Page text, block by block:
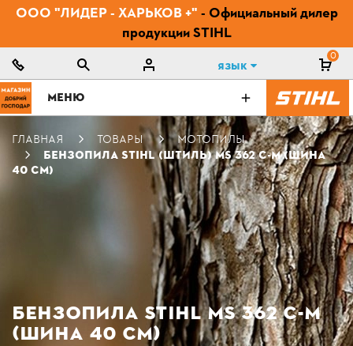
ООО "ЛИДЕР - ХАРЬКОВ +" - Официальный дилер
продукции STIHL
Язык
0
МЕНЮ
ГЛАВНАЯ ТОВАРЫ
МОТОПИЛЫ
БЕНЗОПИЛА STIHL (ШТИЛЬ) MS 362 C-M (ШИНА
40 СМ)
БЕНЗОПИЛА STIHL MS 362 C-M
(ШИНА 40 СМ)